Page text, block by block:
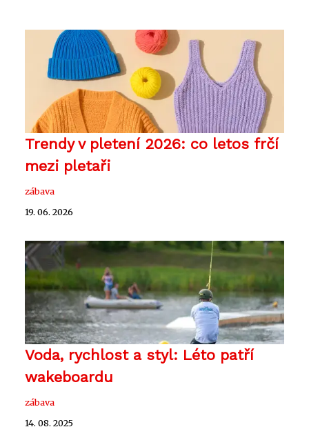
Trendy v pletení 2026: co letos frčí
mezi pletaři
zábava
19. 06. 2026
Voda, rychlost a styl: Léto patří
wakeboardu
zábava
14. 08. 2025